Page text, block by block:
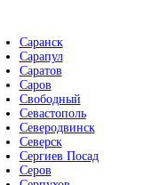
Саранск
Сарапул
Саратов
Саров
Свободный
Севастополь
Северодвинск
Северск
Сергиев Посад
Серов